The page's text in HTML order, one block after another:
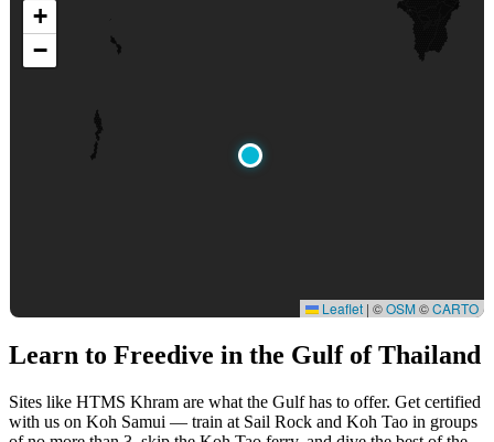
+
−
Leaflet | ©OSM©CARTO
Learn to Freedive in the Gulf of Thailand
Sites like HTMS Khram are what the Gulf has to offer. Get certified
with us on Koh Samui — train at Sail Rock and Koh Tao in groups